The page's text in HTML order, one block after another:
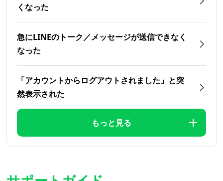
くなった
急にLINEのトーク／メッセージが送信できなく
なった
「アカウントからログアウトされました」と突
然表示された
もっと見る